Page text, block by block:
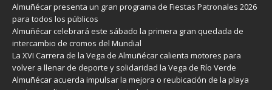
Almuñécar presenta un gran programa de Fiestas Patronales 2026
para todos los públicos
Almuñécar celebrará este sábado la primera gran quedada de
intercambio de cromos del Mundial
La XVI Carrera de la Vega de Almuñécar calienta motores para
volver a llenar de deporte y solidaridad la Vega de Río Verde
Almuñécar acuerda impulsar la mejora o reubicación de la playa